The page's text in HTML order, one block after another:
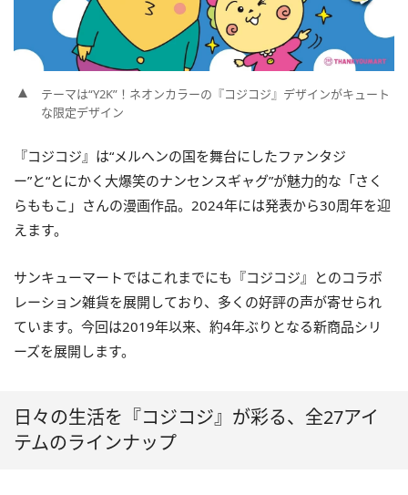
テーマは“Y2K”！ネオンカラーの『コジコジ』デザインがキュート
な限定デザイン
『コジコジ』は“メルヘンの国を舞台にしたファンタジ
ー”と“とにかく大爆笑のナンセンスギャグ”が魅力的な「さく
らももこ」さんの漫画作品。2024年には発表から30周年を迎
えます。
サンキューマートではこれまでにも『コジコジ』とのコラボ
レーション雑貨を展開しており、多くの好評の声が寄せられ
ています。今回は2019年以来、約4年ぶりとなる新商品シリ
ーズを展開します。
日々の生活を『コジコジ』が彩る、全27アイ
テムのラインナップ